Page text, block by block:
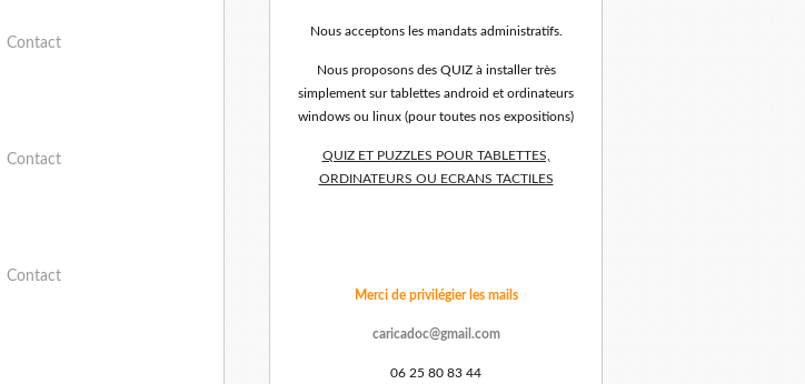
Contact
Contact
Contact
Nous acceptons les mandats administratifs.
Nous proposons des QUIZ à installer très
simplement sur tablettes android et ordinateurs
windows ou linux (pour toutes nos expositions)
QUIZ ET PUZZLES POUR TABLETTES,
ORDINATEURS OU ECRANS TACTILES
Merci de privilégier les mails
caricadoc@gmail.com
06 25 80 83 44